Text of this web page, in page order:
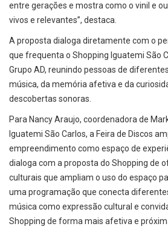
entre gerações e mostra como o vinil e
vivos e relevantes”, destaca.
A proposta dialoga diretamente com o
que frequenta o Shopping Iguatemi São
Grupo AD, reunindo pessoas de
música, da memória afetiva e da
descobertas sonoras.
Para Nancy Araujo, coordenadora de
Iguatemi São Carlos, a Feira de Discos
empreendimento como espaço de
dialoga com a proposta do Shopping de
culturais que ampliam o uso do espaço
uma programação que conecta
música como expressão cultural e
Shopping de forma mais afetiva e